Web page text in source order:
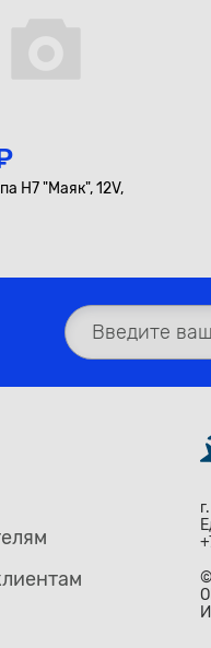
H7 "Маяк", 12V,